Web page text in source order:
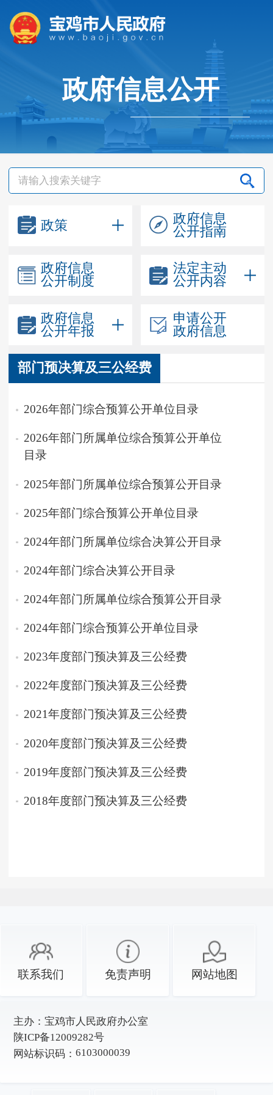
政府信息公开
政策
政府信息
公开指南
政府信息
公开制度
法定主动
公开内容
政府信息
公开年报
申请公开
政府信息
部门预决算及三公经费
2026年部门综合预算公开单位目录
2026年部门所属单位综合预算公开单位
目录
2025年部门所属单位综合预算公开目录
2025年部门综合预算公开单位目录
2024年部门所属单位综合决算公开目录
2024年部门综合决算公开目录
2024年部门所属单位综合预算公开目录
2024年部门综合预算公开单位目录
2023年度部门预决算及三公经费
2022年度部门预决算及三公经费
2021年度部门预决算及三公经费
2020年度部门预决算及三公经费
2019年度部门预决算及三公经费
2018年度部门预决算及三公经费
联系我们 免责声明 网站地图
主办： 宝鸡市人民政府办公室
陕ICP备12009282号
网站标识码： 6103000039